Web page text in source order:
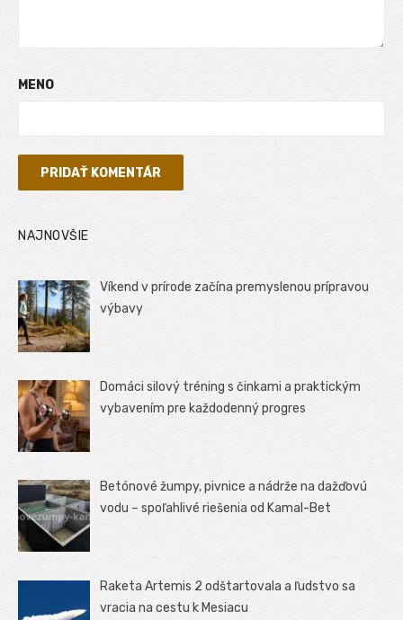
MENO
NAJNOVŠIE
Víkend v prírode začína premyslenou prípravou
výbavy
Domáci silový tréning s činkami a praktickým
vybavením pre každodenný progres
Betónové žumpy, pivnice a nádrže na dažďovú
vodu – spoľahlivé riešenia od Kamal-Bet
Raketa Artemis 2 odštartovala a ľudstvo sa
vracia na cestu k Mesiacu